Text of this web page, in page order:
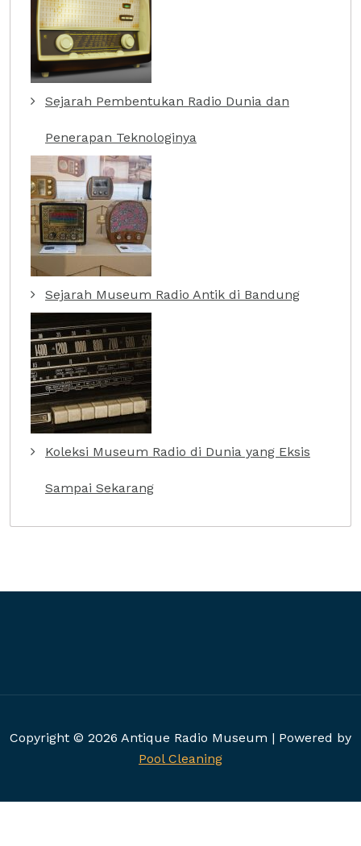
Sejarah Pembentukan Radio Dunia dan
Penerapan Teknologinya
Sejarah Museum Radio Antik di Bandung
Koleksi Museum Radio di Dunia yang Eksis
Sampai Sekarang
Copyright © 2026 Antique Radio Museum | Powered by
Pool Cleaning